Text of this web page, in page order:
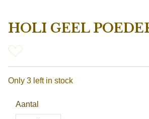
HOLI GEEL
Only 3 left in stock
Aantal